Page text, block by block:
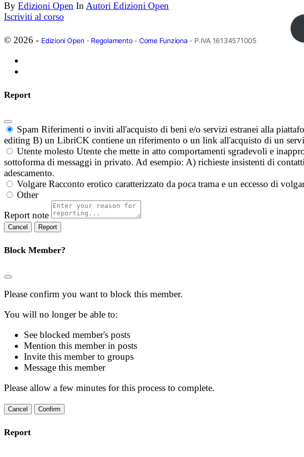
By Edizioni Open InAutori Edizioni Open
Iscriviti al corso
© 2026 - Edizioni Open- Regolamento- Come Funziona - P.IVA 16134571005
Report
Spam Riferimenti o inviti all'acquisto di beni e/o servizi estranei alla
editing B) un LibriCK contiene un riferimento o un link all'acquisto di un
Utente molesto Utente che mette in atto comportamenti sgradevoli e
sottoforma di messaggi in privato. Ad esempio: A) richieste insistenti di
adescamento.
Volgare Racconto erotico caratterizzato da poca trama e un eccesso di
Other
Report note
Report
Block Member?
Please confirm you want to block this member.
You will no longer be able to:
See blocked member's posts
Mention this member in posts
Invite this member to groups
Message this member
Please allow a few minutes for this process to complete.
Confirm
Report